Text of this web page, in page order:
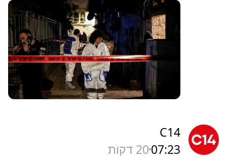
C14
07:2320 דקות